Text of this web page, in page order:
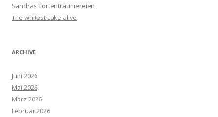
Sandras Tortenträumereien
The whitest cake alive
ARCHIVE
Juni 2026
Mai 2026
März 2026
Februar 2026